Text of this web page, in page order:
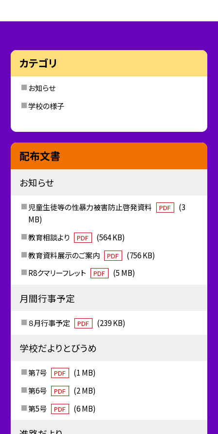
カテゴリ
お知らせ
学校の様子
配布文書
お知らせ
児童生徒等の性暴力被害防止啓発資料 PDF
(3
MB)
教育相談より
PDF
(564 KB)
教育資料展示のご案内
PDF
(756 KB)
R8クマリーフレット
PDF (5 MB)
月間行事予定
８月行事予定 PDF (239 KB)
学校だよりとびうめ
第7号 PDF
(1 MB)
第6号
PDF
(2 MB)
第5号
PDF (6 MB)